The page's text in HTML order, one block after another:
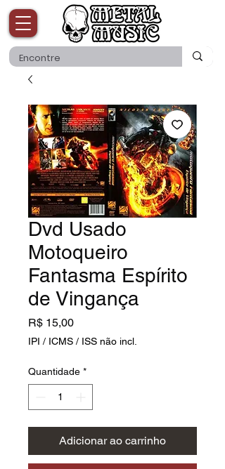
Dvd Usado
Motoqueiro
Fantasma Espírito
de Vingança
R$ 15,00Preço
IPI / ICMS / ISS não incl.
Quantidade *
Adicionar ao carrinho